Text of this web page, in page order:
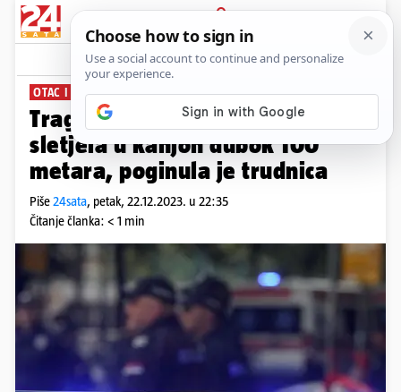
PRIJAVA
News Komentari
OTAC I DIJETE OZLIJEĐENI
Tragedija u Srbiji: Obitelj autom
sletjela u kanjon dubok 100
metara, poginula je trudnica
Piše24sata, petak, 22.12.2023. u 22:35
Čitanje članka: < 1 min